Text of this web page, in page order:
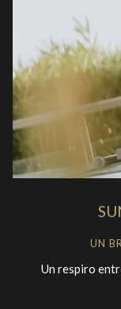
UN
Un respiro